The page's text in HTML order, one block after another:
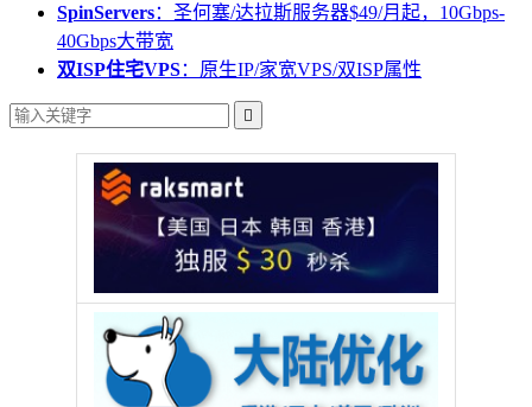
SpinServers：圣何塞/达拉斯服务器$49/月起，10Gbps-
40Gbps大带宽
双ISP住宅VPS：原生IP/家宽VPS/双ISP属性
